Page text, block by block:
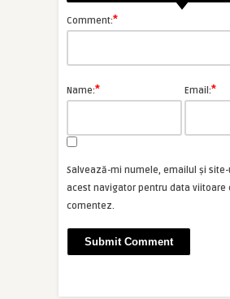
Comment:*
Name:* Email:*
Salvează-mi numele, emailul și site-
acest navigator pentru data viitoare
comentez.